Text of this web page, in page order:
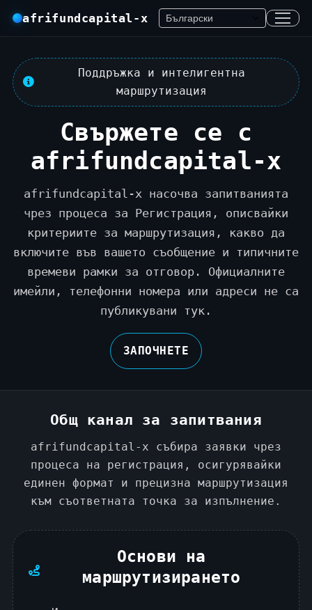
afrifundcapital-x
Поддръжка и интелигентна
маршрутизация
Свържете се с
afrifundcapital-x
afrifundcapital-x насочва запитванията
чрез процеса за Регистрация, описвайки
критериите за маршрутизация, какво да
включите във вашето съобщение и типичните
времеви рамки за отговор. Официалните
имейли, телефонни номера или адреси не са
публикувани тук.
ЗАПОЧНЕТЕ
Общ канал за запитвания
afrifundcapital-x събира заявки чрез
процеса на регистрация, осигурявайки
единен формат и прецизна маршрутизация
към съответната точка за изпълнение.
Основи на
маршрутизирането